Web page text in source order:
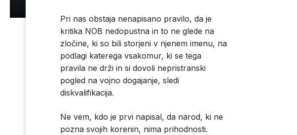
Pri nas obstaja nenapisano pravilo, da je
kritika NOB nedopustna in to ne glede na
zločine, ki so bili storjeni v njenem imenu, na
podlagi katerega vsakomur, ki se tega
pravila ne drži in si dovoli nepristranski
pogled na vojno dogajanje, sledi
diskvalifikacija.
Ne vem, kdo je prvi napisal, da narod, ki ne
pozna svojih korenin, nima prihodnosti.